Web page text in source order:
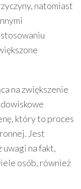
natomiast
na zwiększenie
który to proces
Jest
uwagi na fakt,
osób, również